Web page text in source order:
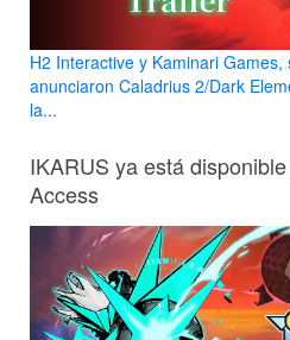
H2 Interactive y Kaminari Games,
anunciaron Caladrius 2/Dark
la...
IKARUS ya está
Access